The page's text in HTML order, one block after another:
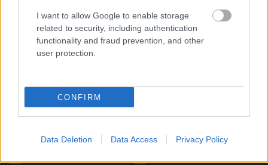
I want to allow Google to enable storage
related to security, including authentication
functionality and fraud prevention, and other
user protection.
CONFIRM
Data Deletion Data Access Privacy Policy
Egyetemes történelem
Az I. világháború (1914-1918-ig)